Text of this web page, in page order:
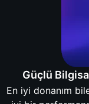
Güçlü
En iyi donanım